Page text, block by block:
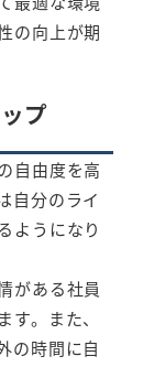
の向上が期
プ
自由度を高
自分のライ
ようになり
がある社員
。また、
の時間に自